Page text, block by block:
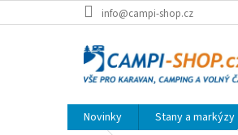
na
info@campi-shop.cz
Novinky Stany a markýzy